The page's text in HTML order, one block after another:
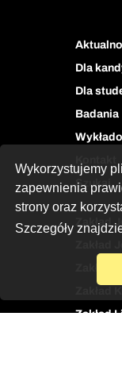
Wykorzystujemy
zapewnienia
strony oraz
Szczegóły
Dla
Dla
Badania
Szukaj
Zakład
Zakład
Zakład